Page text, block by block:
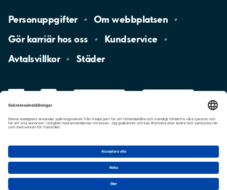
Personuppgifter Omwebbplatsen
Gör karriär hososs
Kundservice
Avtalsvillkor
Städer
Cookie-inställningar